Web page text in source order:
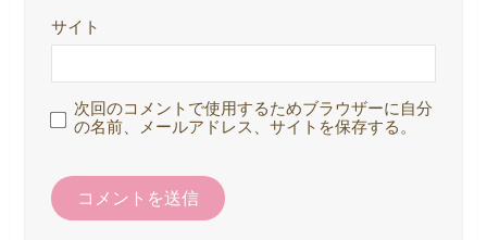
サイト
次回のコメントで使用するためブラウザーに自分
の名前、メールアドレス、サイトを保存する。